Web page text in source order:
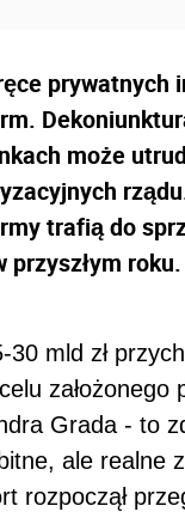
prywatnych
może
trafią do
przyszłym roku.
30 mld zł
założonego
Grada - to
ale realne
rozpoczął